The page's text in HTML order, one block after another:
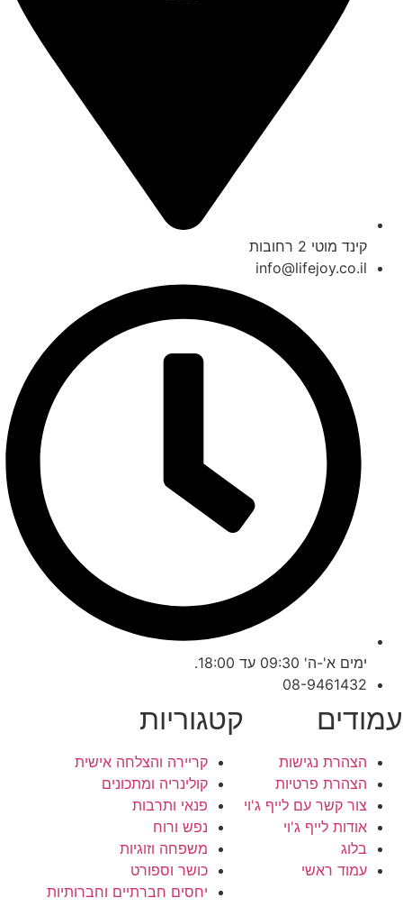
קינד מוטי 2 רחובות
info@lifejoy.co.il
ימים א'-ה' 09:30 עד 18:00.
08-9461432
עמודים
הצהרת נגישות
הצהרת פרטיות
צור קשר עם לייף ג'וי
אודות לייף ג'וי
בלוג
עמוד ראשי
קטגוריות
קריירה והצלחה אישית
קולינריה ומתכונים
פנאי ותרבות
נפש ורוח
משפחה וזוגיות
כושר וספורט
יחסים חברתיים וחברותיות